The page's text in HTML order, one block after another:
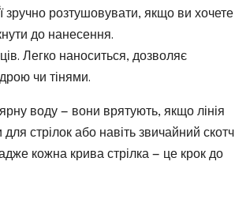
зручно розтушовувати, якщо ви хочете
до нанесення.
Легко наноситься, дозволяє
чи тінями.
воду — вони врятують, якщо лінія
стрілок або навіть звичайний скотч
кожна крива стрілка — це крок до